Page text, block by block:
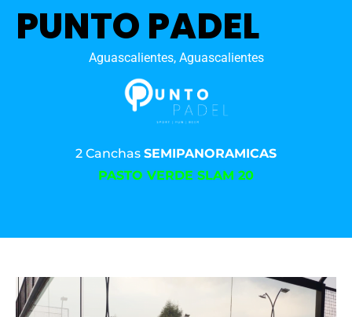
PUNTO PADEL
Aguascalientes, Aguascalientes
2 Canchas SEMIPANORAMICAS
PASTO VERDE SLAM 20